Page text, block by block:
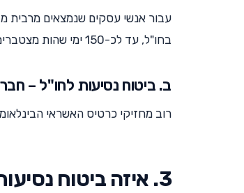
עבור אנשי עסקים שנמצאים מרבית
בחו"ל, עד לכ-150 ימי שהות מצטברים בשנה (עם שונות מסוימת בין הפוליסות בחברות השונות).
ב. ביטוח נסיעות לחו"ל –
רוב מחזיקי כרטיס האשראי
3. איזה ביטוח נסיעות לחו"ל באמת צריך?